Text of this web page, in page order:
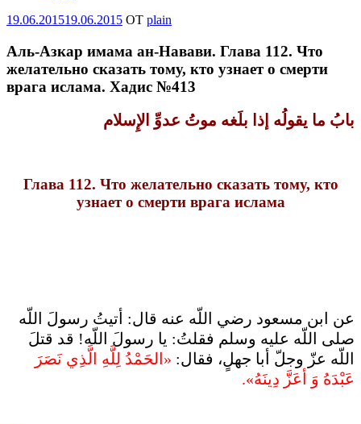
Опубликовано
19.06.201519.06.2015 OT plain
Аль-Азкар имама ан-Навави. Глава 112. Что
желательно сказать тому, кто узнает о смерти
врага ислама. Хадис №413
بابُ ما يقولُه إذا بلَغه موتُ عدوِّ الإِسلام
Глава 112. Что желательно сказать тому, кто
узнает о смерти врага ислама
عن ابن مسعود رضي اللّه عنه قال‏:‏ أتيتُ رسولَ اللّه
صلى اللّه عليه وسلم فقلتُ‏:‏ يا رسولَ اللّه‏!‏ قد قتلَ
اللّه عزّ وجلّ أبا جهلٍ، فقال‏:‏ ‏ «‏الحَمْدُ لِلَّهِ الَّذِي نَصَرَ
عَبْدَهُ وَ أعَزَّ دِينَهُ‏»‏‏.‏